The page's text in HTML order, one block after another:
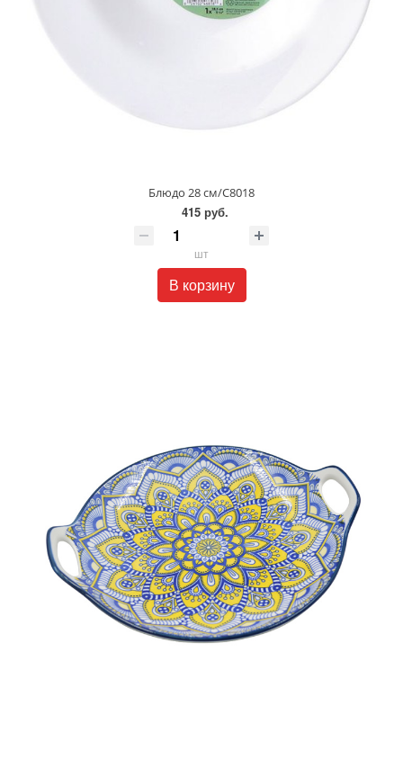
Блюдо 28 см/С8018
415 руб.
шт
В корзину